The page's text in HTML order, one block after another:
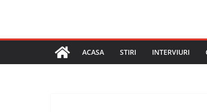
ACASA STIRI INTERVIURI